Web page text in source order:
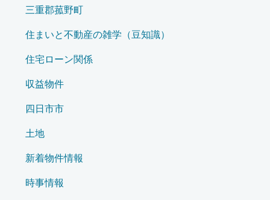
三重郡菰野町
住まいと不動産の雑学（豆知識）
住宅ローン関係
収益物件
四日市市
土地
新着物件情報
時事情報